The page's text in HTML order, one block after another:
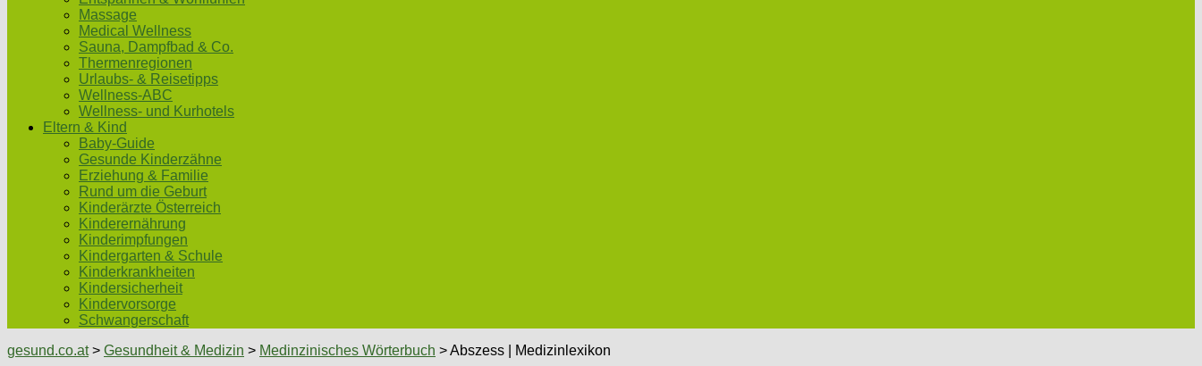
Massage
Medical Wellness
Sauna, Dampfbad & Co.
Thermenregionen
Urlaubs- & Reisetipps
Wellness-ABC
Wellness- und Kurhotels
Eltern & Kind
Baby-Guide
Gesunde Kinderzähne
Erziehung & Familie
Rund um die Geburt
Kinderärzte Österreich
Kinderernährung
Kinderimpfungen
Kindergarten & Schule
Kinderkrankheiten
Kindersicherheit
Kindervorsorge
Schwangerschaft
gesund.co.at> Gesundheit & Medizin > Medinzinisches Wörterbuch > Abszess | Medizinlexikon